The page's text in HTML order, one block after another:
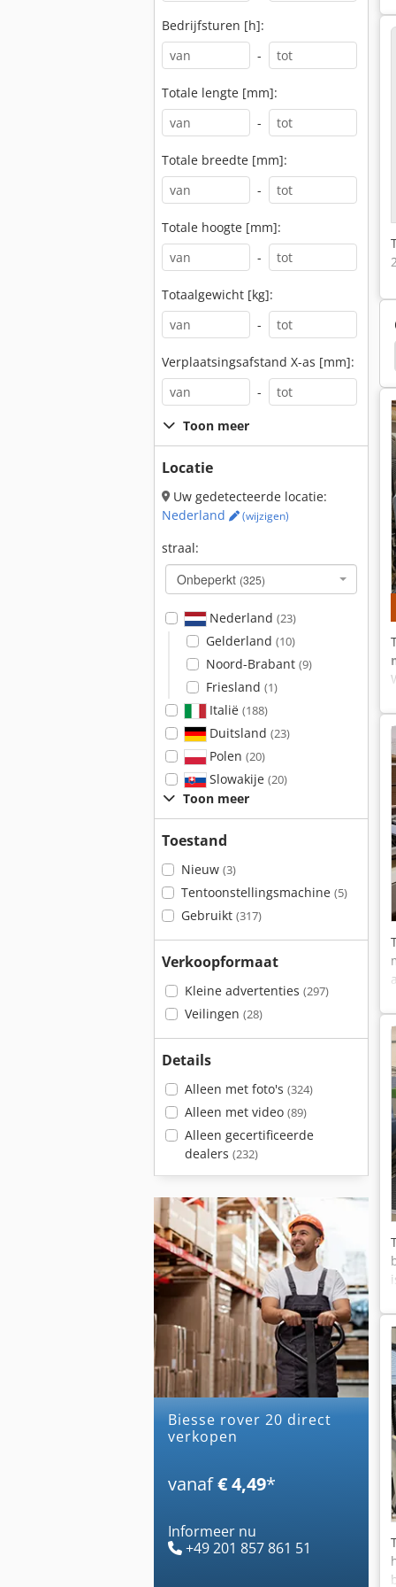
Bedrijfsturen [h]:
-
Totale lengte [mm]:
-
Totale breedte [mm]:
-
Totale hoogte [mm]:
-
Totaalgewicht [kg]:
-
Verplaatsingsafstand X-as [mm]:
-
Toon meer
Locatie
Uw gedetecteerde locatie:
Nederland
(wijzigen)
straal:
Onbeperkt (325)
Nederland (23)
Gelderland (10)
Noord-Brabant (9)
Friesland (1)
Italië (188)
Duitsland (23)
Polen (20)
Slowakije (20)
Toon meer
Toestand
Nieuw (3)
Tentoonstellingsmachine (5)
Gebruikt (317)
Verkoopformaat
Kleine advertenties (297)
Veilingen (28)
Details
Alleen met foto's (324)
Alleen met video (89)
Alleen gecertificeerde
dealers (232)
biesse rover 20 direct
verkopen
vanaf€ 4,49*
Informeer nu
+49 201 857 861 51
Biesse Rover 321 R Weeke Maka Cnc